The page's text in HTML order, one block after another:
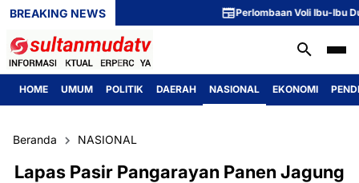
BREAKING NEWS Perlombaan Voli Ibu-Ibu
HOME UMUM POLITIK DAERAH NASIONAL EKONOMI
Beranda NASIONAL
Lapas Pasir Pangarayan Panen Jagung